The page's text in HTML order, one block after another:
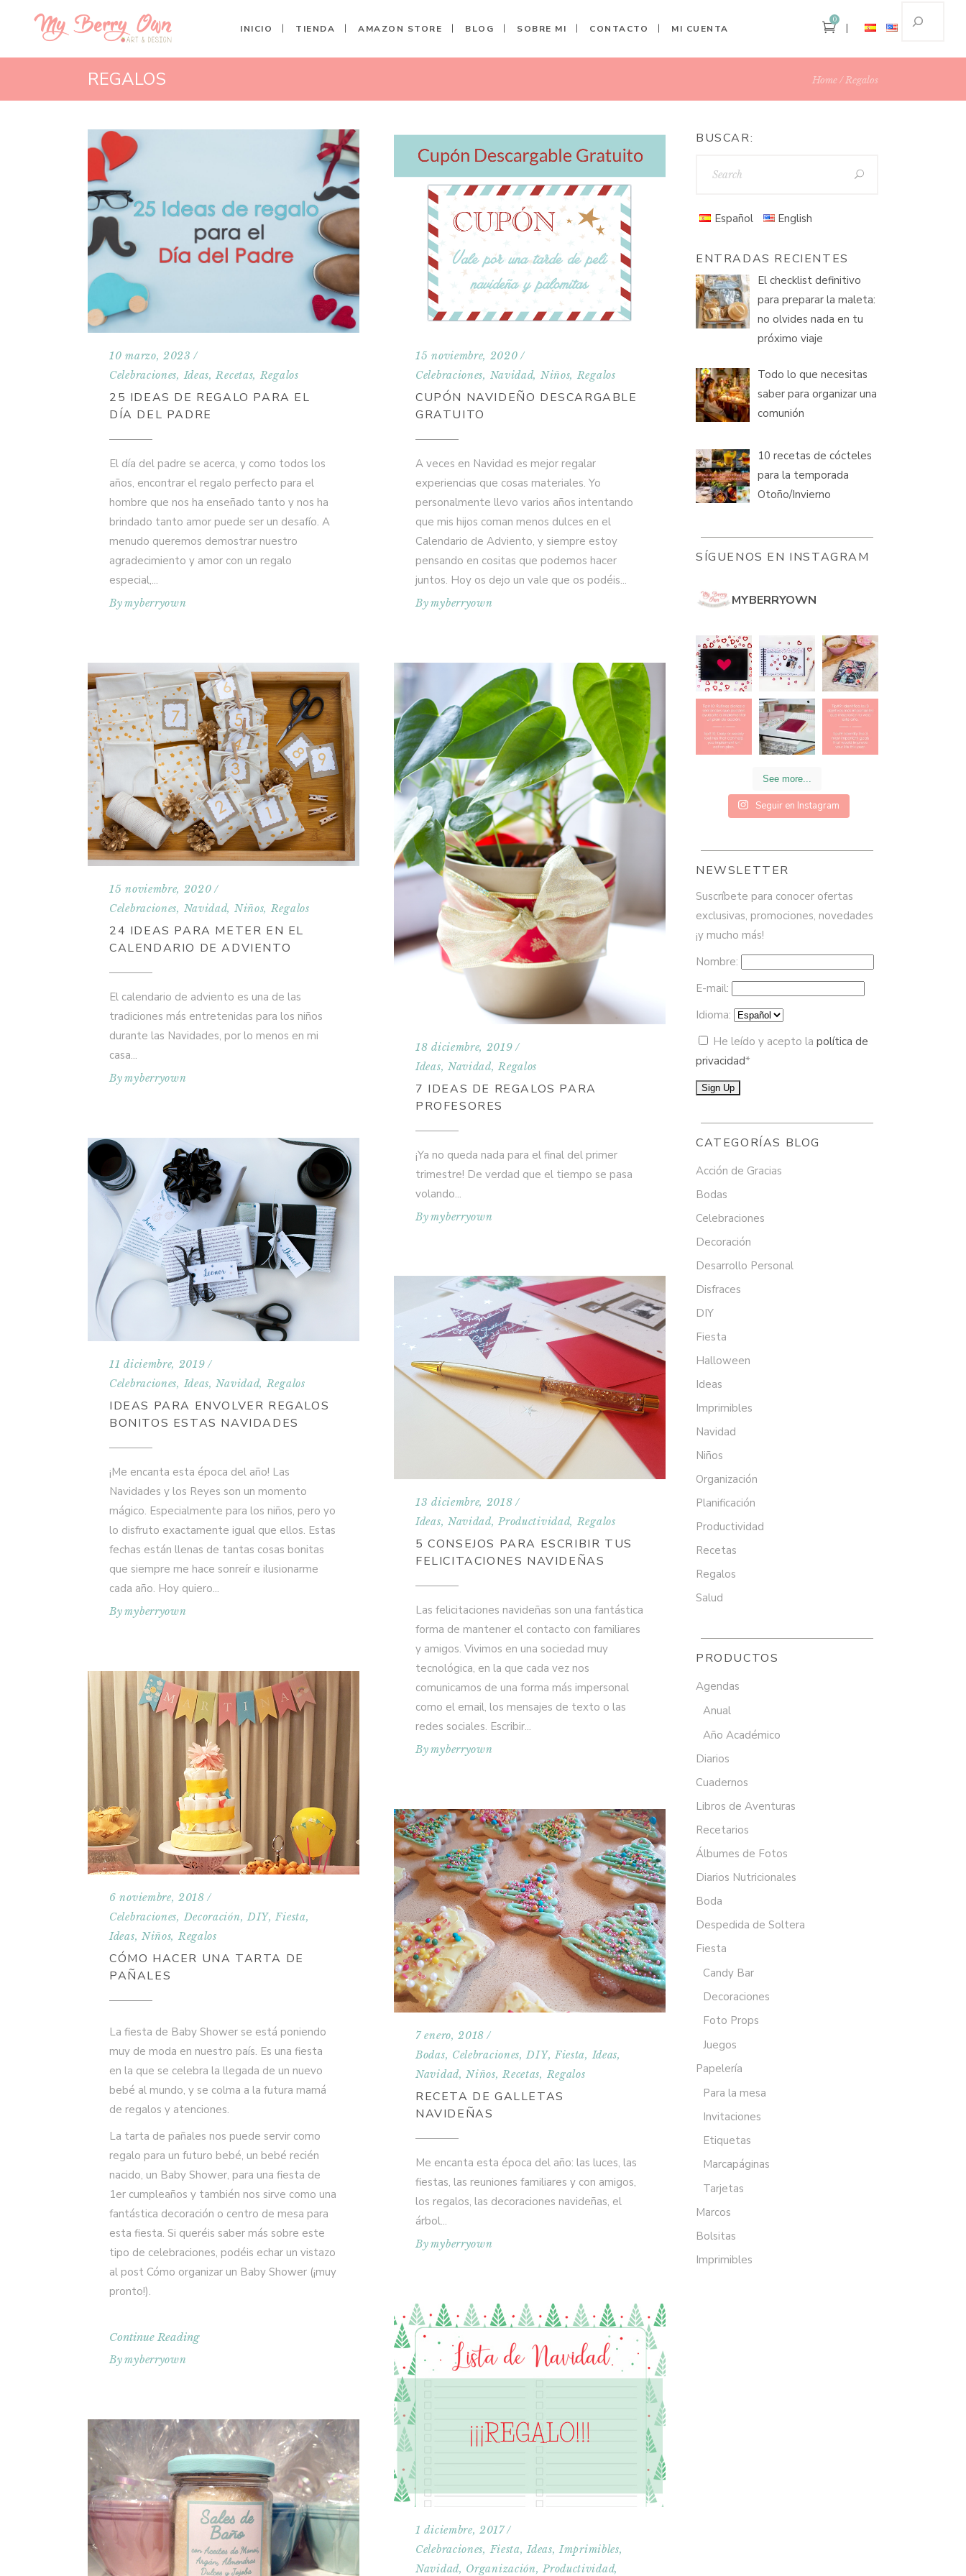
INICIO TIENDA AMAZON STORE BLOG SOBRE MI CONTACTO MI CUENTA
0
REGALOS Home Regalos
10 marzo, 2023
Celebraciones,Ideas,Recetas, Regalos
25 IDEAS DE REGALO PARA EL
DÍA DEL PADRE
El día del padre se acerca, y como todos los
años, encontrar el regalo perfecto para el
hombre que nos ha enseñado tanto y nos ha
brindado tanto amor puede ser un desafío. A
menudo queremos demostrar nuestro
agradecimiento y amor con un regalo
especial,
Bymyberryown
15 noviembre, 2020
Celebraciones, Navidad, Niños, Regalos
CUPÓN NAVIDEÑO DESCARGABLE
GRATUITO
A veces en Navidad es mejor regalar
experiencias que cosas materiales. Yo
personalmente llevo varios años intentando
que mis hijos coman menos dulces en el
Calendario de Adviento, y siempre estoy
pensando en cositas que podemos hacer
juntos. Hoy os dejo un vale que os podéis
Bymyberryown
15 noviembre, 2020
Celebraciones, Navidad, Niños, Regalos
24 IDEAS PARA METER EN EL
CALENDARIO DE ADVIENTO
El calendario de adviento es una de las
tradiciones más entretenidas para los niños
durante las Navidades, por lo menos en mi
casa
Bymyberryown
18 diciembre, 2019
Ideas, Navidad,Regalos
7 IDEAS DE REGALOS PARA
PROFESORES
¡Ya no queda nada para el final del primer
trimestre! De verdad que el tiempo se pasa
volando
Bymyberryown
11 diciembre, 2019
Celebraciones,Ideas,Navidad, Regalos
IDEAS PARA ENVOLVER REGALOS
BONITOS ESTAS NAVIDADES
¡Me encanta esta época del año! Las
Navidades y los Reyes son un momento
mágico. Especialmente para los niños, pero yo
lo disfruto exactamente igual que ellos. Estas
fechas están llenas de tantas cosas bonitas
que siempre me hace sonreír e ilusionarme
cada año. Hoy quiero
Bymyberryown
13 diciembre, 2018
Ideas, Navidad,Productividad, Regalos
5 CONSEJOS PARA ESCRIBIR TUS
FELICITACIONES NAVIDEÑAS
Las felicitaciones navideñas son una fantástica
forma de mantener el contacto con familiares
y amigos. Vivimos en una sociedad muy
tecnológica, en la que cada vez nos
comunicamos de una forma más impersonal
como el email, los mensajes de texto o las
redes sociales. Escribir
Bymyberryown
6 noviembre, 2018
Celebraciones,Decoración,DIY,Fiesta,
Ideas, Niños, Regalos
CÓMO HACER UNA TARTA DE
PAÑALES
La fiesta de Baby Shower se está poniendo
muy de moda en nuestro país. Es una fiesta
en la que se celebra la llegada de un nuevo
bebé al mundo, y se colma a la futura mamá
de regalos y atenciones.
La tarta de pañales nos puede servir como
regalo para un futuro bebé, un bebé recién
nacido, un Baby Shower, para una fiesta de
1er cumpleaños y también nos sirve como una
fantástica decoración o centro de mesa para
esta fiesta. Si queréis saber más sobre este
tipo de celebraciones, podéis echar un vistazo
al post Cómo organizar un Baby Shower (¡muy
pronto!).
Continue Reading
Bymyberryown
7 enero, 2018
Bodas, Celebraciones,DIY,Fiesta,Ideas,
Navidad,Niños,Recetas, Regalos
RECETA DE GALLETAS
NAVIDEÑAS
Me encanta esta época del año: las luces, las
fiestas, las reuniones familiares y con amigos,
los regalos, las decoraciones navideñas, el
árbol
Bymyberryown
1 diciembre, 2017
Celebraciones,Fiesta,Ideas,Imprimibles,
Navidad, Organización,Productividad,
BUSCAR:
Español English
ENTRADAS RECIENTES
El checklist definitivo
para preparar la maleta:
no olvides nada en tu
próximo viaje
Todo lo que necesitas
saber para organizar una
comunión
10 recetas de cócteles
para la temporada
Otoño/Invierno
SÍGUENOS EN INSTAGRAM
MYBERRYOWN
See more...
Seguir en Instagram
NEWSLETTER
Suscríbete para conocer ofertas
exclusivas, promociones, novedades
¡y mucho más!
Nombre:
E-mail:
Idioma:
He leído y acepto la política de
privacidad*
CATEGORÍAS BLOG
Acción de Gracias
Bodas
Celebraciones
Decoración
Desarrollo Personal
Disfraces
DIY
Fiesta
Halloween
Ideas
Imprimibles
Navidad
Niños
Organización
Planificación
Productividad
Recetas
Regalos
Salud
PRODUCTOS
Agendas
Anual
Año Académico
Diarios
Cuadernos
Libros de Aventuras
Recetarios
Álbumes de Fotos
Diarios Nutricionales
Boda
Despedida de Soltera
Fiesta
Candy Bar
Decoraciones
Foto Props
Juegos
Papelería
Para la mesa
Invitaciones
Etiquetas
Marcapáginas
Tarjetas
Marcos
Bolsitas
Imprimibles